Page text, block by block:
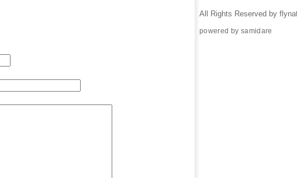
All Rights Reserved by
powered by samidare